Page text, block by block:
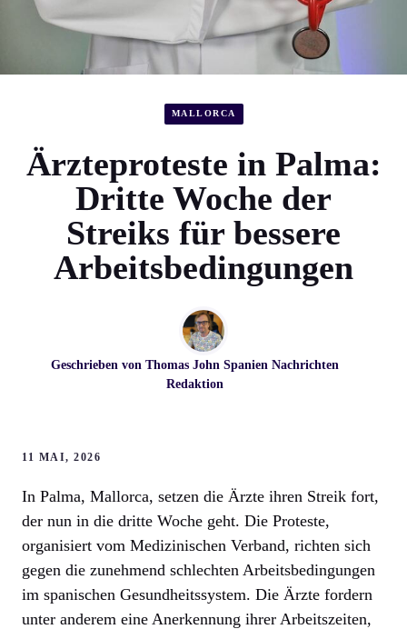
MALLORCA
Ärzteproteste in Palma:
Dritte Woche der
Streiks für bessere
Arbeitsbedingungen
Geschrieben von Thomas John Spanien Nachrichten
Redaktion
11 MAI, 2026
In Palma, Mallorca, setzen die Ärzte ihren Streik fort,
der nun in die dritte Woche geht. Die Proteste,
organisiert vom Medizinischen Verband, richten sich
gegen die zunehmend schlechten Arbeitsbedingungen
im spanischen Gesundheitssystem. Die Ärzte fordern
unter anderem eine Anerkennung ihrer Arbeitszeiten,